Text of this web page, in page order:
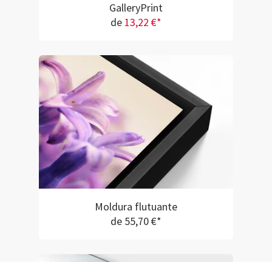
GalleryPrint
de 13,22 €*
Moldura flutuante
de 55,70 €*